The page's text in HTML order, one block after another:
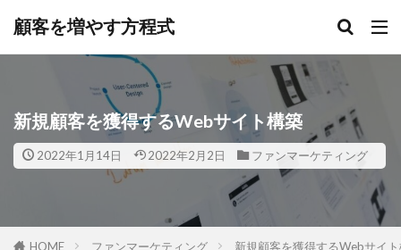
顧客を増やす方程式
新規顧客を獲得するWebサイト構築
2022年1月14日 2022年2月2日 ファンマーケティング
HOME ファンマーケティング 新規顧客を獲得するWebサイ